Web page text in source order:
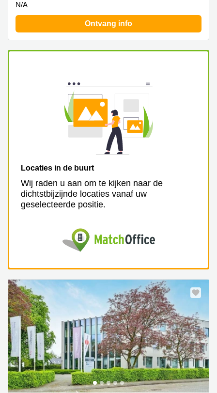
N/A
Ontvang info
Locaties in de buurt
Wij raden u aan om te kijken naar de
dichtstbijzijnde locaties vanaf uw
geselecteerde positie.